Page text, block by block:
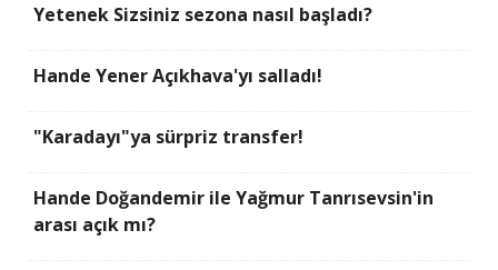
Yetenek Sizsiniz sezona nasıl başladı?
Hande Yener Açıkhava'yı salladı!
"Karadayı"ya sürpriz transfer!
Hande Doğandemir ile Yağmur Tanrısevsin'in
arası açık mı?